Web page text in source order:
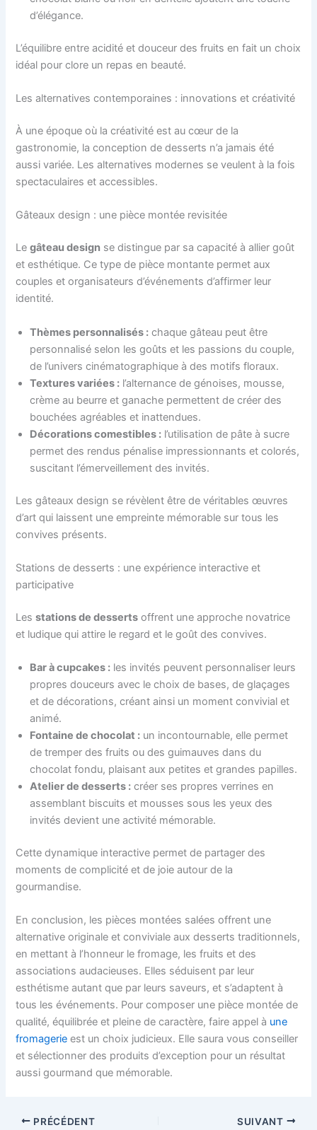
d’élégance.
L’équilibre entre acidité et douceur des fruits en fait un choix
idéal pour clore un repas en beauté.
Les alternatives contemporaines : innovations et créativité
À une époque où la créativité est au cœur de la
gastronomie, la conception de desserts n’a jamais été
aussi variée. Les alternatives modernes se veulent à la fois
spectaculaires et accessibles.
Gâteaux design : une pièce montée revisitée
Legâteau design se distingue par sa capacité à allier goût
et esthétique. Ce type de pièce montante permet aux
couples et organisateurs d’événements d’affirmer leur
identité.
Thèmes personnalisés : chaque gâteau peut être
personnalisé selon les goûts et les passions du couple,
de l’univers cinématographique à des motifs floraux.
Textures variées : l’alternance de génoises, mousse,
crème au beurre et ganache permettent de créer des
bouchées agréables et inattendues.
Décorations comestibles : l’utilisation de pâte à sucre
permet des rendus pénalise impressionnants et colorés,
suscitant l’émerveillement des invités.
Les gâteaux design se révèlent être de véritables œuvres
d’art qui laissent une empreinte mémorable sur tous les
convives présents.
Stations de desserts : une expérience interactive et
participative
Lesstations de desserts offrent une approche novatrice
et ludique qui attire le regard et le goût des convives.
Bar à cupcakes : les invités peuvent personnaliser leurs
propres douceurs avec le choix de bases, de glaçages
et de décorations, créant ainsi un moment convivial et
animé.
Fontaine de chocolat : un incontournable, elle permet
de tremper des fruits ou des guimauves dans du
chocolat fondu, plaisant aux petites et grandes papilles.
Atelier de desserts : créer ses propres verrines en
assemblant biscuits et mousses sous les yeux des
invités devient une activité mémorable.
Cette dynamique interactive permet de partager des
moments de complicité et de joie autour de la
gourmandise.
En conclusion, les pièces montées salées offrent une
alternative originale et conviviale aux desserts traditionnels,
en mettant à l’honneur le fromage, les fruits et des
associations audacieuses. Elles séduisent par leur
esthétisme autant que par leurs saveurs, et s’adaptent à
tous les événements. Pour composer une pièce montée de
qualité, équilibrée et pleine de caractère, faire appel à une
fromagerie est un choix judicieux. Elle saura vous conseiller
et sélectionner des produits d’exception pour un résultat
aussi gourmand que mémorable.
PRÉCÉDENT SUIVANT